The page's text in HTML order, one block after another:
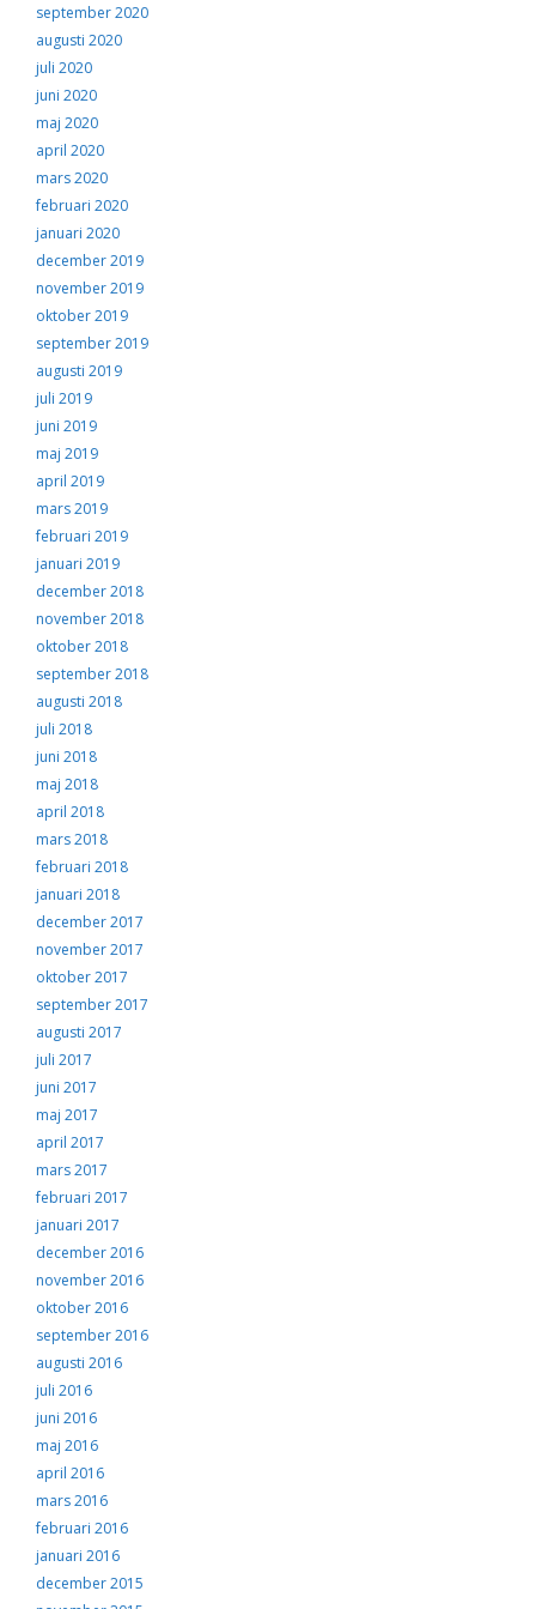
september 2020
augusti 2020
juli 2020
juni 2020
maj 2020
april 2020
mars 2020
februari 2020
januari 2020
december 2019
november 2019
oktober 2019
september 2019
augusti 2019
juli 2019
juni 2019
maj 2019
april 2019
mars 2019
februari 2019
januari 2019
december 2018
november 2018
oktober 2018
september 2018
augusti 2018
juli 2018
juni 2018
maj 2018
april 2018
mars 2018
februari 2018
januari 2018
december 2017
november 2017
oktober 2017
september 2017
augusti 2017
juli 2017
juni 2017
maj 2017
april 2017
mars 2017
februari 2017
januari 2017
december 2016
november 2016
oktober 2016
september 2016
augusti 2016
juli 2016
juni 2016
maj 2016
april 2016
mars 2016
februari 2016
januari 2016
december 2015